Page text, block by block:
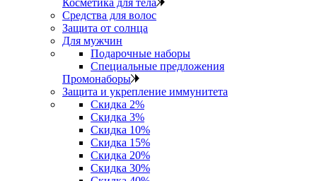
Средства для волос
Защита от солнца
Для мужчин
Подарочные наборы
Специальные предложения
Промонаборы
Защита и укрепление иммунитета
Скидка 2%
Скидка 3%
Скидка 10%
Скидка 15%
Скидка 20%
Скидка 30%